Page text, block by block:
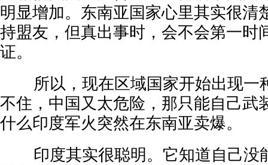
明显增加。东南亚国家心里其实很清
持盟友，但真出事时，会不会第一时
证。
所以，现在区域国家开始出现一
不住，中国又太危险，那只能自己武
什么印度军火突然在东南亚卖爆。
印度其实很聪明。它知道自己没